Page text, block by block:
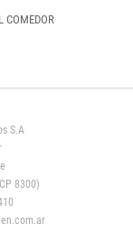
COMEDOR
S.A
8300)